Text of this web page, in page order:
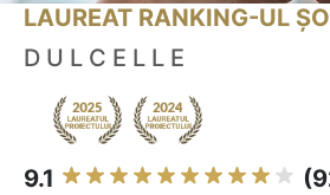
LAUREAT RANKING-UL
D U L C E L L E
9.1